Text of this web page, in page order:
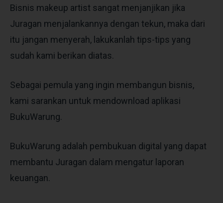
Bisnis makeup artist sangat menjanjikan jika
Juragan menjalankannya dengan tekun, maka dari
itu jangan menyerah, lakukanlah tips-tips yang
sudah kami berikan diatas.
Sebagai pemula yang ingin membangun bisnis,
kami sarankan untuk mendownload aplikasi
BukuWarung.
BukuWarung adalah pembukuan digital yang dapat
membantu Juragan dalam mengatur laporan
keuangan.